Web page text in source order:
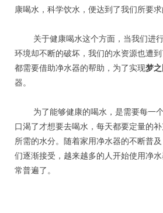
康喝水，科学饮水，便达到了我们所要求
关于健康喝水这个方面，当我们进
环境却不断的破坏，我们的水资源也遭
都需要借助净水器的帮助，为了实现梦
器。
为了能够健康的喝水，是需要每一
口渴了才想要去喝水，每天都要定量的
所需的水分。随着家用净水器的不断普
们逐渐接受，越来越多的人开始使用净
常普遍了。